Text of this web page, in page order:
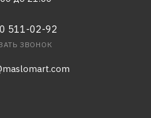
511-02-92
ЗВОНОК